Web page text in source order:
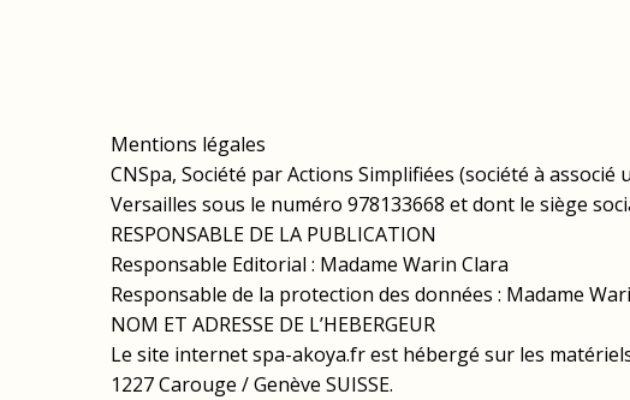
Mentions légales
CNSpa, Société par Actions Simplifiées (société à
Versailles sous le numéro 978133668 et dont le siège
RESPONSABLE DE LA PUBLICATION
Responsable Editorial : Madame Warin Clara
Responsable de la protection des données : Madame
NOM ET ADRESSE DE L’HEBERGEUR
Le site internet spa-akoya.fr est hébergé sur les
1227 Carouge / Genève SUISSE.